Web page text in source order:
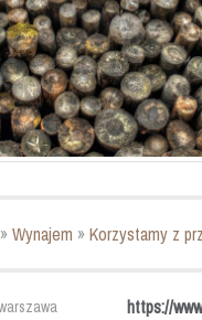
»Wynajem »Korzystamy z
https://